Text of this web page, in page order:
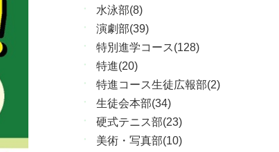
水泳部(8)
演劇部(39)
特別進学コース(128)
特進(20)
特進コース生徒広報部(2)
生徒会本部(34)
硬式テニス部(23)
美術・写真部(10)